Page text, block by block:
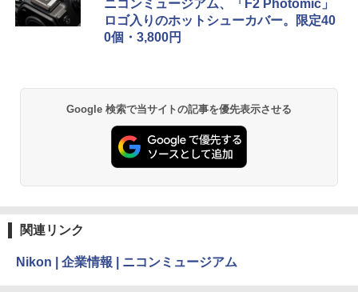
ニコンミュージアム、「F2 Photomic」
ロゴ入りのホットシューカバー。限定40
0個・3,800円
Google 検索で当サイトの記事を優先表示させる
関連リンク
Nikon | 企業情報 | ニコンミュージアム